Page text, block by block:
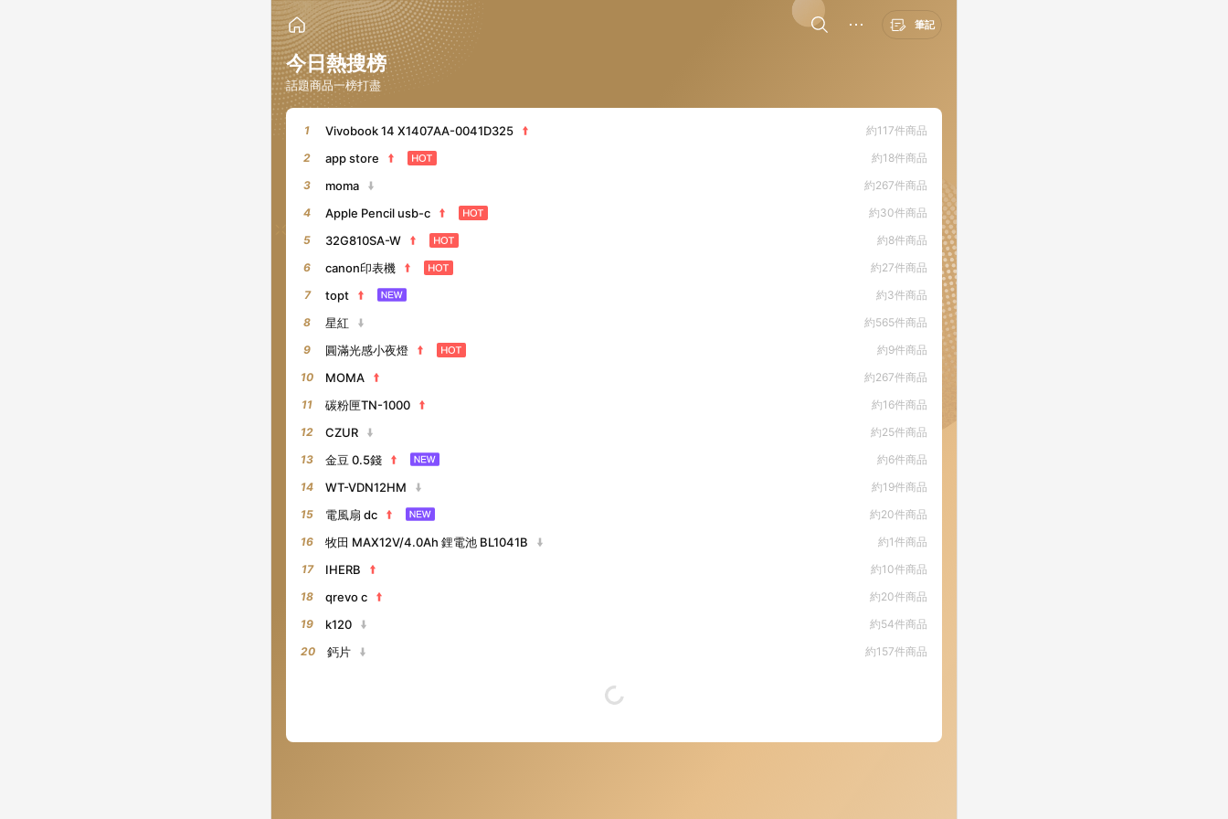
筆記
今日熱搜榜
話題商品一榜打盡
1 Vivobook 14 X1407AA-0041D325
約117件商品
2
app store
約18件商品
3
moma
約267件商品
4
Apple Pencil usb-c
約30件商品
5
32G810SA-W
約8件商品
6
canon印表機
約27件商品
7
topt
約3件商品
8
星紅
約565件商品
9
圓滿光感小夜燈
約9件商品
10
MOMA
約267件商品
11
碳粉匣TN-1000
約16件商品
12
CZUR
約25件商品
13
金豆 0.5錢
約6件商品
14
WT-VDN12HM
約19件商品
15
電風扇 dc
約20件商品
16
牧田 MAX12V/4.0Ah 鋰電池 BL1041B
約1件商品
17
IHERB
約10件商品
18
qrevo c
約20件商品
19
k120
約54件商品
20
鈣片 約157件商品